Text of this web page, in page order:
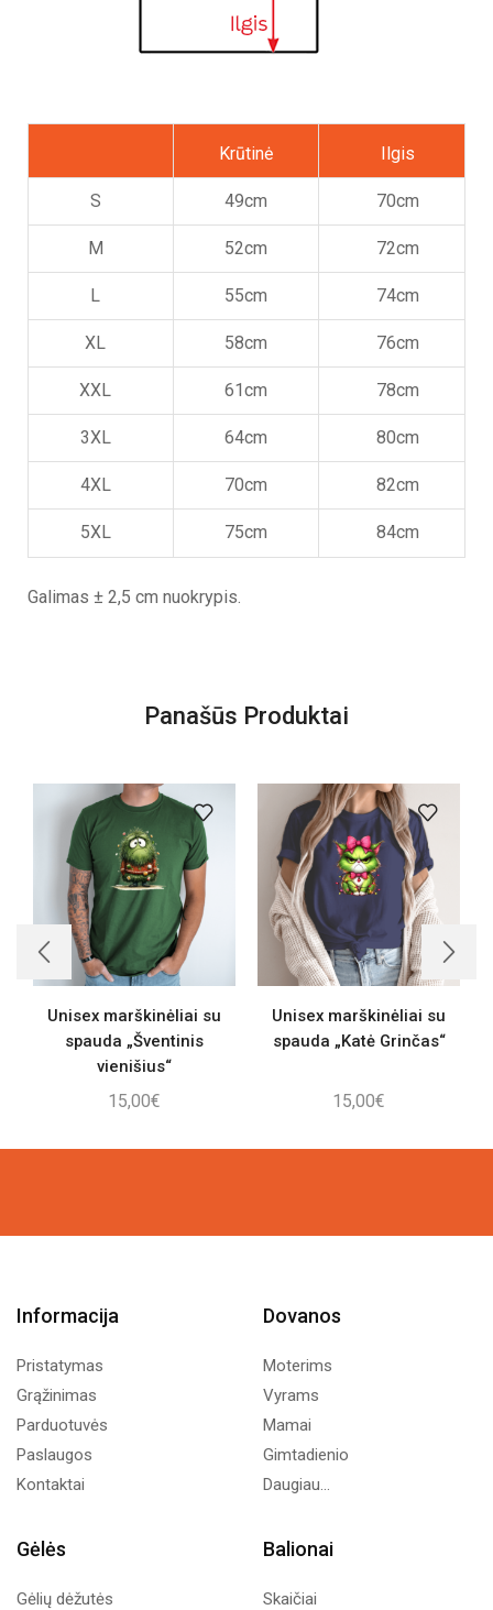
Krūtinė Ilgis
S 49cm 70cm
M 52cm 72cm
L 55cm 74cm
XL 58cm 76cm
XXL 61cm 78cm
3XL 64cm 80cm
4XL 70cm 82cm
5XL 75cm 84cm
Galimas ± 2,5 cm nuokrypis.
Panašūs Produktai
Unisex marškinėliai su
spauda „Šventinis
vienišius“
15,00€
Unisex marškinėliai su
spauda „Katė Grinčas“
15,00€
Informacija
Pristatymas
Grąžinimas
Parduotuvės
Paslaugos
Kontaktai
Dovanos
Moterims
Vyrams
Mamai
Gimtadienio
Daugiau...
Gėlės
Gėlių dėžutės
Balionai
Skaičiai